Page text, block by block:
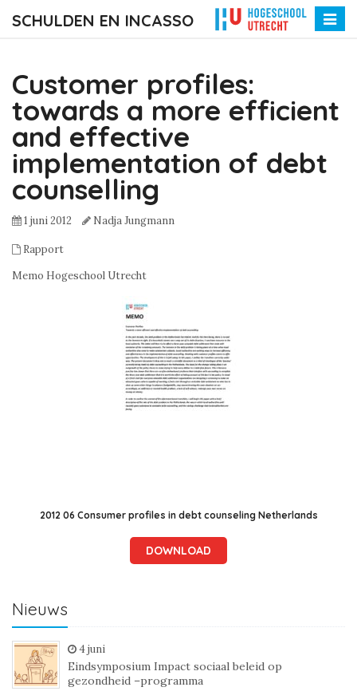
SCHULDEN EN INCASSO
Toggle
Customer profiles:
towards a more efficient
and effective
implementation of debt
counselling
1 juni 2012 Nadja Jungmann
Rapport
Memo Hogeschool Utrecht
2012 06 Consumer profiles in debt counseling Netherlands
DOWNLOAD
Nieuws
4 juni
Eindsymposium Impact sociaal beleid op
gezondheid –programma